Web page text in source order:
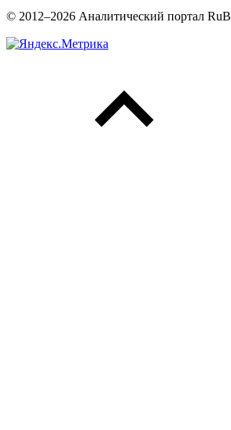
© 2012–2026 Аналитический портал